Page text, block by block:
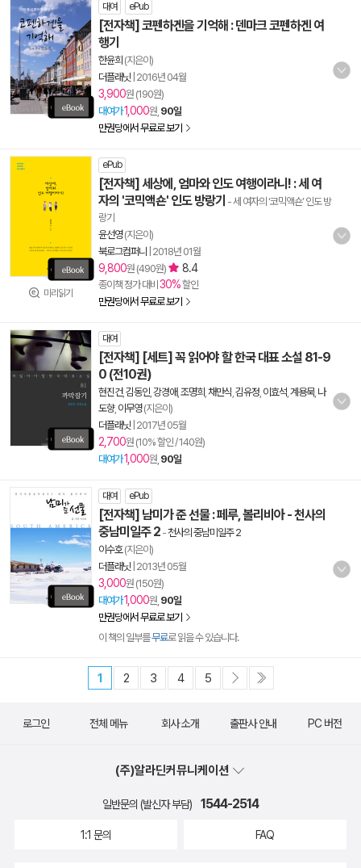
대여 ePub
[전자책] 코펜하겐을 기억해 : 덴마크 코펜하겐 여
행기
한윤희 (지은이)
더플래닛 2016년 04월
3,900원 (190원)
대여가1,000원, 90일
만권당에서 무료로 보기
미리읽기
ePub
[전자책] 세상에, 엄마와 인도 여행이라니! : 세 여
자의 '코믹액숀' 인도 방랑기 - 세 여자의 ‘코믹액숀’ 인도 방
랑기
윤선영(지은이)
북로그컴퍼니
2018년 01월
9,800원 (490원) 8.4
종이책 정가 대비 30%할인
만권당에서 무료로 보기
대여
[전자책] [세트] 꼭 읽어야 할 한국 대표 소설 81-9
0 (전10권)
현진건, 김동인 강경애 조명희 채만식 김유정 이효석 계용묵, 나
도향, 이무영(지은이)
더플래닛 2017년 05월
2,700원 (10% 할인 / 140원)
대여가1,000원, 90일
대여 ePub
[전자책] 남미가 준 선물 : 페루, 볼리비아 - 천사의
중남미일주 2 -천사의 중남미일주 2
이수호(지은이)
더플래닛 2013년 05월
3,000원 (150원)
대여가1,000원, 90일
만권당에서 무료로 보기
이 책의 일부를무료로 읽을 수 있습니다.
1 2 3 4 5
로그인 전체 메뉴 회사 소개 출판사 안내 PC 버전
(주)알라딘커뮤니케이션
일반문의 (발신자 부담) 1544-2514
1:1 문의 FAQ